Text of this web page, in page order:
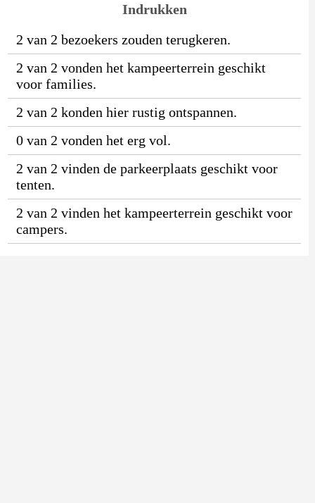
Indrukken
2 van 2 bezoekers zouden terugkeren.
2 van 2 vonden het kampeerterrein geschikt
voor families.
2 van 2 konden hier rustig ontspannen.
0 van 2 vonden het erg vol.
2 van 2 vinden de parkeerplaats geschikt voor
tenten.
2 van 2 vinden het kampeerterrein geschikt voor
campers.